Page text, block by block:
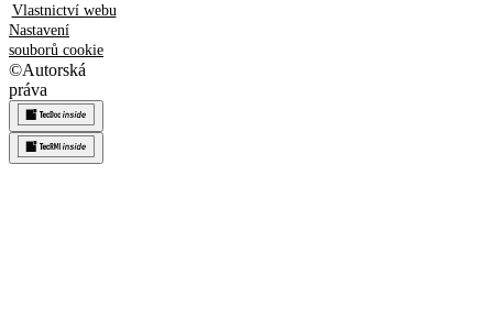
Vlastnictví webu
Nastavení
souborů cookie
©Autorská
práva